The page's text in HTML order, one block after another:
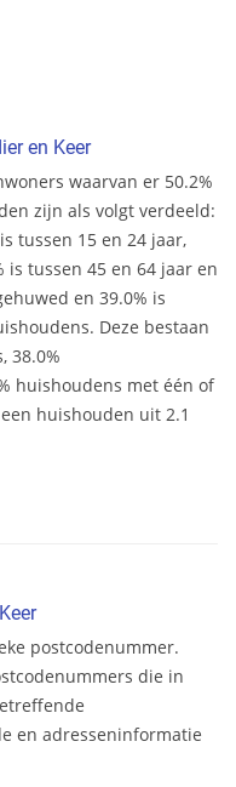
en Keer
waarvan er 50.2%
zijn als volgt verdeeld:
tussen 15 en 24 jaar,
is tussen 45 en 64 jaar en
en 39.0% is
Deze bestaan
38.0%
huishoudens met één of
huishouden uit 2.1
postcodenummer.
die in
en adresseninformatie